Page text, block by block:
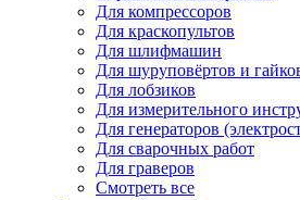
Для компрессоров
Для краскопультов
Для шлифмашин
Для шуруповёртов и
Для лобзиков
Для измерительного
Для генераторов
Для сварочных работ
Для граверов
Смотреть все